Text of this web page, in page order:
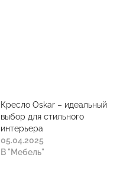
Кресло Oskar – идеальный
выбор для стильного
интерьера
05.04.2025
В "Мебель"